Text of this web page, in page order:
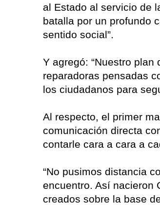
al Estado al servicio de
batalla por un profundo
sentido social”.
Y agregó: “Nuestro
reparadoras pensadas
los ciudadanos para
Al respecto, el primer
comunicación directa
contarle cara a cara a
“No pusimos distancia
encuentro. Así nacieron
creados sobre la base